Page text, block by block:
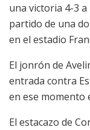
una victoria 4-3
partido de una
en el estadio
El jonrón de
entrada contra
en ese momento
El estacazo de